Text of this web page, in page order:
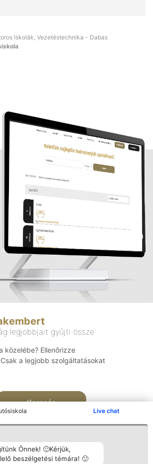
Live chat
Önnek! 🙂Kérjük,
beszélgetési témára! 🙂
Iskolák, Vezetéstechnika - Dabas
legjobbjait gyűjti össze
közelébe? Ellenőrizze
a legjobb szolgáltatásokat
Keresés